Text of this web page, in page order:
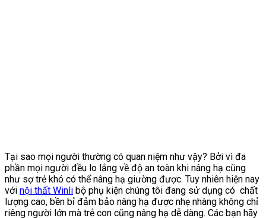
Tại sao mọi người thường có quan niệm như vậy? Bởi vì đa
phần mọi người đều lo lắng về độ an toàn khi nâng hạ cũng
như sợ trẻ khó có thể nâng hạ giường được. Tuy nhiên hiện nay
với nội thất Winli bộ phụ kiện chúng tôi đang sử dụng có chất
lượng cao, bền bỉ đảm bảo nâng hạ được nhẹ nhàng không chỉ
riêng người lớn mà trẻ con cũng nâng hạ dễ dàng. Các bạn hãy